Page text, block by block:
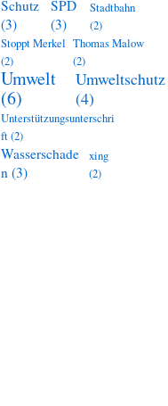
Schutz
(3)
SPD
(3)
Stadtbahn
(2)
Stoppt Merkel
(2)
Thomas Malow
(2)
Umwelt
(6)
Umweltschutz
(4)
Unterstützungsunterschri
ft(2)
Wasserschade
n (3)
xing
(2)